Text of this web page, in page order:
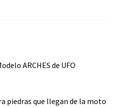
ARCHES de UFO
piedras que llegan de la moto